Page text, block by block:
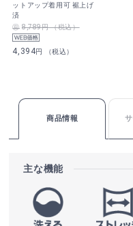
ットアップ着用可 裾上げ
済
8,789円 （税込）
4,394円 （税込）
商品情報
主な機能